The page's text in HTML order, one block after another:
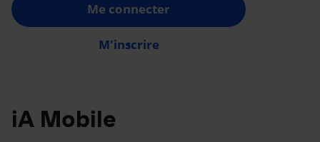
Me connecter
M'inscrire
iA Mobile